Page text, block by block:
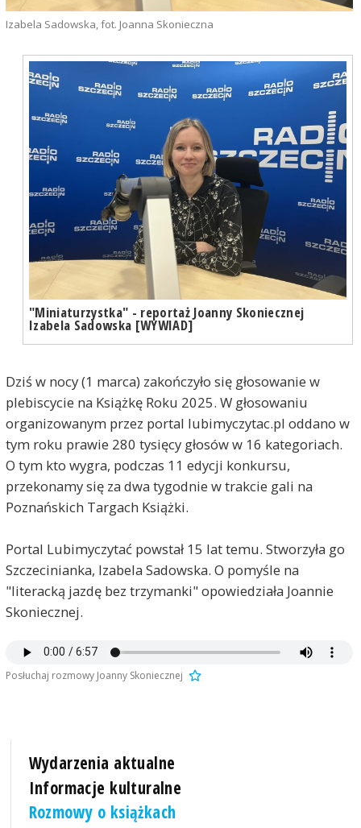
Izabela Sadowska, fot. Joanna Skonieczna
"Miniaturzystka" - reportaż Joanny Skoniecznej
Izabela Sadowska [WYWIAD]
Dziś w nocy (1 marca) zakończyło się głosowanie w
plebiscycie na Książkę Roku 2025. W głosowaniu
organizowanym przez portal lubimyczytac.pl oddano w
tym roku prawie 280 tysięcy głosów w 16 kategoriach.
O tym kto wygra, podczas 11 edycji konkursu,
przekonamy się za dwa tygodnie w trakcie gali na
Poznańskich Targach Książki.
Portal Lubimyczytać powstał 15 lat temu. Stworzyła go
Szczecinianka, Izabela Sadowska. O pomyśle na
"literacką jazdę bez trzymanki" opowiedziała Joannie
Skoniecznej.
Posłuchaj rozmowy Joanny Skoniecznej
Wydarzenia aktualne
Informacje kulturalne
Rozmowy o książkach